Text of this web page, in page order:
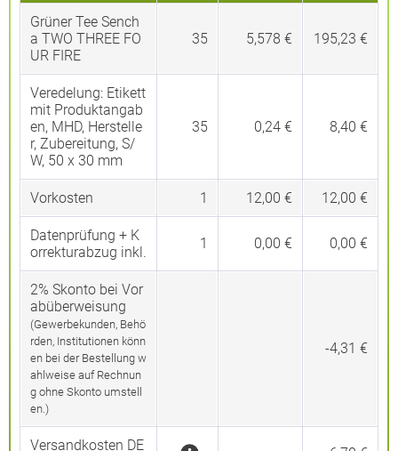
Grüner Tee Sench
a TWO THREE FO
UR FIRE
35 5,578 € 195,23 €
Veredelung: Etikett
mit Produktangab
en, MHD, Herstelle
r, Zubereitung, S/
W, 50 x 30 mm
35 0,24 € 8,40 €
Vorkosten 1 12,00 € 12,00 €
Datenprüfung + K
orrekturabzug inkl.
1 0,00 € 0,00 €
2% Skonto bei Vor
abüberweisung
(Gewerbekunden, Behö
rden, Institutionen könn
en bei der Bestellung w
ahlweise auf Rechnun
g ohne Skonto umstell
en.)
-4,31 €
Versandkosten DE